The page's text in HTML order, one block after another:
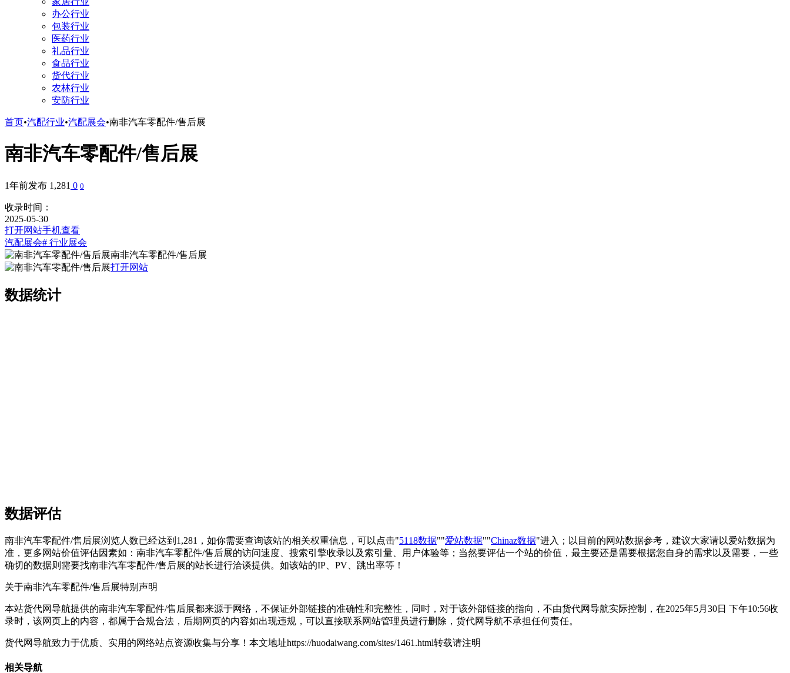
办公行业
包装行业
医药行业
礼品行业
食品行业
货代行业
农林行业
安防行业
首页•汽配行业•汽配展会•南非汽车零配件/售后展
南非汽车零配件/售后展
1年前发布 1,281 0 0
收录时间：
2025-05-30
打开网站手机查看
汽配展会# 行业展会
南非汽车零配件/售后展
打开网站
数据统计
数据评估
南非汽车零配件/售后展浏览人数已经达到1,281，如你需要查询该站的相关权重信息，可以点击"5118数据""爱站数据""Chinaz数据"进入；以目前的网站数据参考，建议大家请以爱站数据为
准，更多网站价值评估因素如：南非汽车零配件/售后展的访问速度、搜索引擎收录以及索引量、用户体验等；当然要评估一个站的价值，最主要还是需要根据您自身的需求以及需要，一些
确切的数据则需要找南非汽车零配件/售后展的站长进行洽谈提供。如该站的IP、PV、跳出率等！
关于南非汽车零配件/售后展特别声明
本站货代网导航提供的南非汽车零配件/售后展都来源于网络，不保证外部链接的准确性和完整性，同时，对于该外部链接的指向，不由货代网导航实际控制，在2025年5月30日 下午10:56收
录时，该网页上的内容，都属于合规合法，后期网页的内容如出现违规，可以直接联系网站管理员进行删除，货代网导航不承担任何责任。
货代网导航致力于优质、实用的网络站点资源收集与分享！ 本文地址https://huodaiwang.com/sites/1461.html转载请注明
相关导航